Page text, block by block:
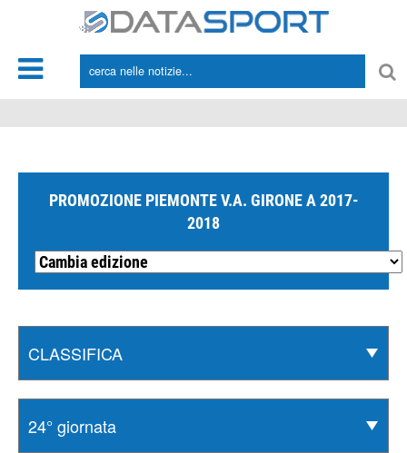
PROMOZIONE PIEMONTE V.A. GIRONE A 2017-
2018